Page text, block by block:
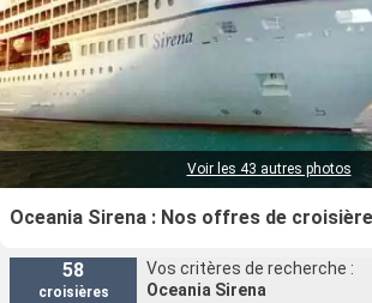
Ports
Rechercher
Oceania Sirena : Nos offres de
Voir les 43 autres photos
58
croisières
Vos critères de recherche :
Oceania Sirena